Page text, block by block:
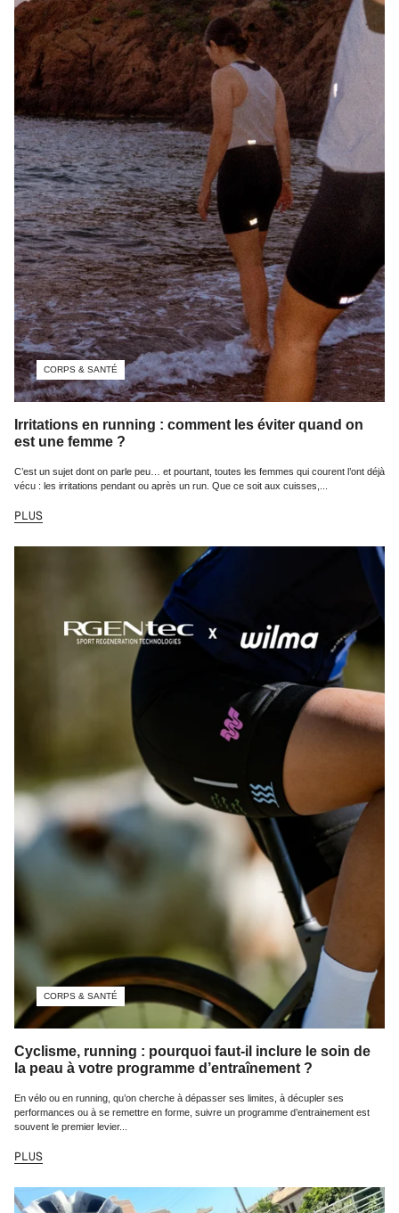
CORPS & SANTÉ
Irritations en running : comment les éviter quand on
est une femme ?
C’est un sujet dont on parle peu… et pourtant, toutes les femmes qui courent l’ont déjà
vécu : les irritations pendant ou après un run. Que ce soit aux cuisses,...
PLUS
CORPS & SANTÉ
Cyclisme, running : pourquoi faut-il inclure le soin de
la peau à votre programme d’entraînement ?
En vélo ou en running, qu’on cherche à dépasser ses limites, à décupler ses
performances ou à se remettre en forme, suivre un programme d’entrainement est
souvent le premier levier...
PLUS